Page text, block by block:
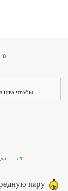
0
шва чтобы
+1
пару